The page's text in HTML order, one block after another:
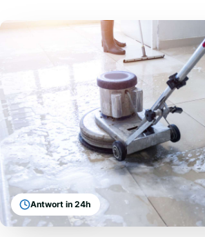
Antwort in 24h